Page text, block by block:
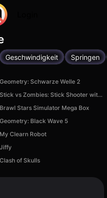
Geschwindigkeit Springen
Geometry: Schwarze Welle 2
Stick vs Zombies: Stick Shooter with Guns
Brawl Stars Simulator Mega Box
Geometry: Black Wave 5
My Clearn Robot
Jiffy
Clash of Skulls